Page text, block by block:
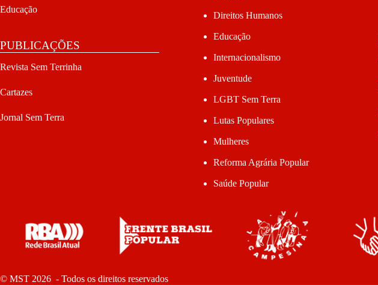
Educação
PUBLICAÇÕES
Revista Sem Terrinha
Cartazes
Jornal Sem Terra
Direitos Humanos
Educação
Internacionalismo
Juventude
LGBT Sem Terra
Lutas Populares
Mulheres
Reforma Agrária Popular
Saúde Popular
© MST 2026 - Todos os direitos reservados